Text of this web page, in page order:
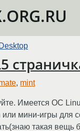
Desktop
, mint
Имеется ОС
или мини-игры для
такая вещь